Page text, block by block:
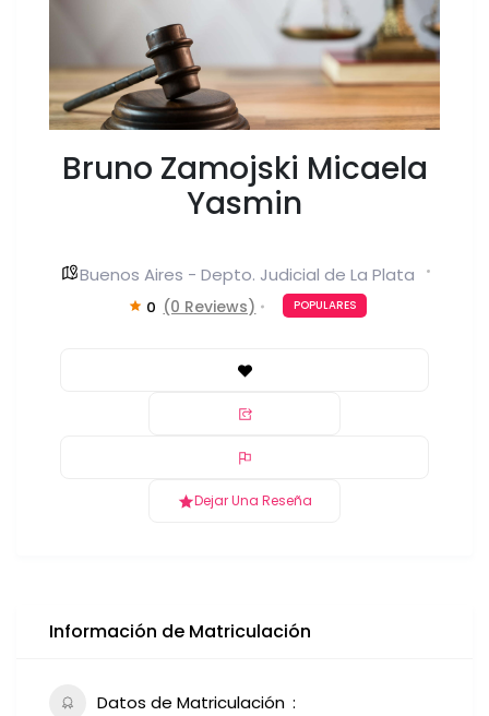
Bruno Zamojski Micaela
Yasmin
Buenos Aires - Depto. Judicial de La Plata
0 (0 Reviews) POPULARES
Dejar Una Reseña
Información de Matriculación
Datos de Matriculación